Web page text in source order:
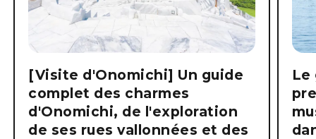
[Visite d'Onomichi] Un guide
complet des charmes
d'Onomichi, de l'exploration
de ses rues vallonnées et des
Le